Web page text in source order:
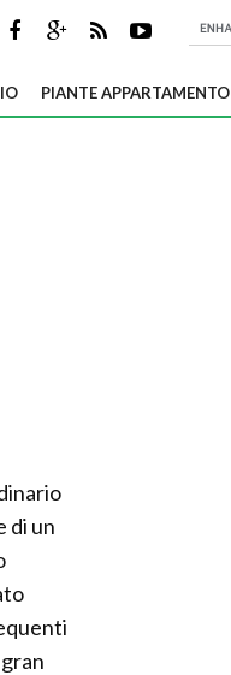
PIANTE APPARTAMENTO
di un